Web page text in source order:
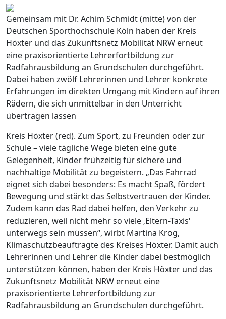
Gemeinsam mit Dr. Achim Schmidt (mitte) von der
Deutschen Sporthochschule Köln haben der Kreis
Höxter und das Zukunftsnetz Mobilität NRW erneut
eine praxisorientierte Lehrerfortbildung zur
Radfahrausbildung an Grundschulen durchgeführt.
Dabei haben zwölf Lehrerinnen und Lehrer konkrete
Erfahrungen im direkten Umgang mit Kindern auf ihren
Rädern, die sich unmittelbar in den Unterricht
übertragen lassen
Kreis Höxter (red). Zum Sport, zu Freunden oder zur
Schule – viele tägliche Wege bieten eine gute
Gelegenheit, Kinder frühzeitig für sichere und
nachhaltige Mobilität zu begeistern. „Das Fahrrad
eignet sich dabei besonders: Es macht Spaß, fördert
Bewegung und stärkt das Selbstvertrauen der Kinder.
Zudem kann das Rad dabei helfen, den Verkehr zu
reduzieren, weil nicht mehr so viele ‚Eltern-Taxis‘
unterwegs sein müssen“, wirbt Martina Krog,
Klimaschutzbeauftragte des Kreises Höxter. Damit auch
Lehrerinnen und Lehrer die Kinder dabei bestmöglich
unterstützen können, haben der Kreis Höxter und das
Zukunftsnetz Mobilität NRW erneut eine
praxisorientierte Lehrerfortbildung zur
Radfahrausbildung an Grundschulen durchgeführt.